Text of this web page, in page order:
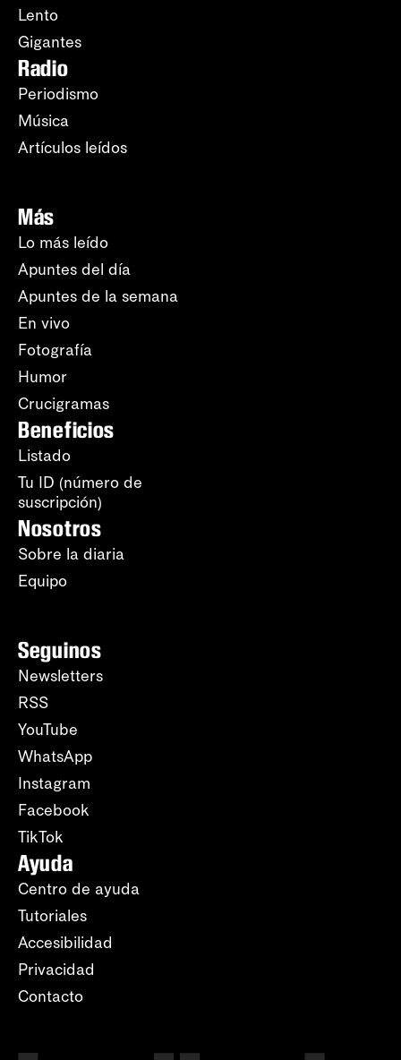
Lento
Gigantes
Radio
Periodismo
Música
Artículos leídos
Más
Lo más leído
Apuntes del día
Apuntes de la semana
En vivo
Fotografía
Humor
Crucigramas
Beneficios
Listado
Tu ID (número de
suscripción)
Nosotros
Sobre la diaria
Equipo
Seguinos
Newsletters
RSS
YouTube
WhatsApp
Instagram
Facebook
TikTok
Ayuda
Centro de ayuda
Tutoriales
Accesibilidad
Privacidad
Contacto